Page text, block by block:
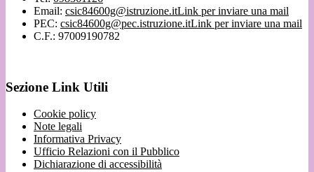
Email: csic84600g@istruzione.itLink per inviare una mail
PEC: csic84600g@pec.istruzione.itLink per inviare una mail
C.F.: 97009190782
Sezione Link Utili
Cookie policy
Note legali
Informativa Privacy
Ufficio Relazioni con il Pubblico
Dichiarazione di accessibilità